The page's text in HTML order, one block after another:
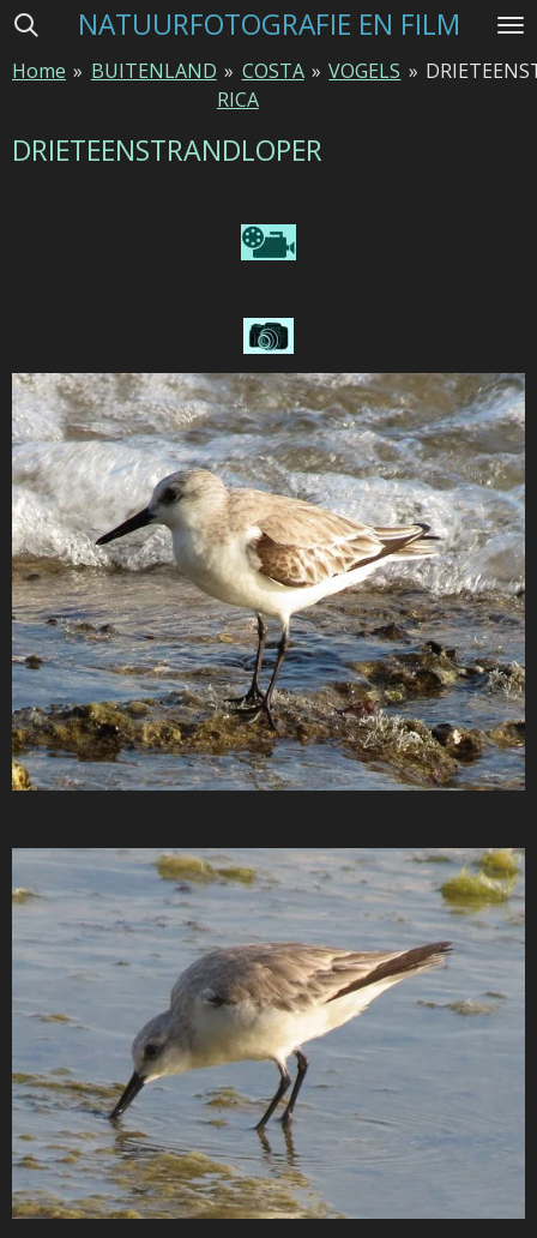
Ga
naar
hoofdinhoud
NATUURFOTOGRAFIE EN FILM
Home » BUITENLAND » COSTA
RICA
» VOGELS »
DRIETEENSTRANDLOPER